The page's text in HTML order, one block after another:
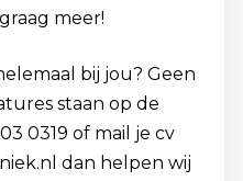
meer!
bij jou? Geen
staan op de
0319 of mail je cv
dan helpen wij